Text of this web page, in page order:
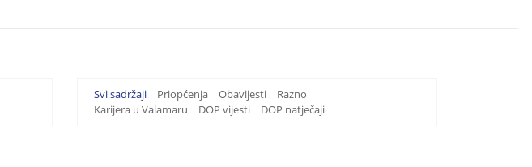
Svi sadržaji Priopćenja Obavijesti
Razno
Karijera u Valamaru
DOP vijesti DOP natječaji